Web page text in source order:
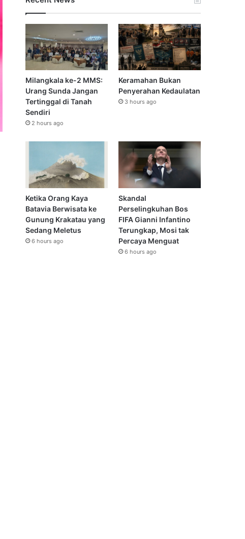
Milangkala ke-2 MMS:
Urang Sunda Jangan
Tertinggal di Tanah
Sendiri
2 hours ago
Keramahan Bukan
Penyerahan Kedaulatan
3 hours ago
Ketika Orang Kaya
Batavia Berwisata ke
Gunung Krakatau yang
Sedang Meletus
6 hours ago
Skandal
Perselingkuhan Bos
FIFA Gianni Infantino
Terungkap, Mosi tak
Percaya Menguat
6 hours ago